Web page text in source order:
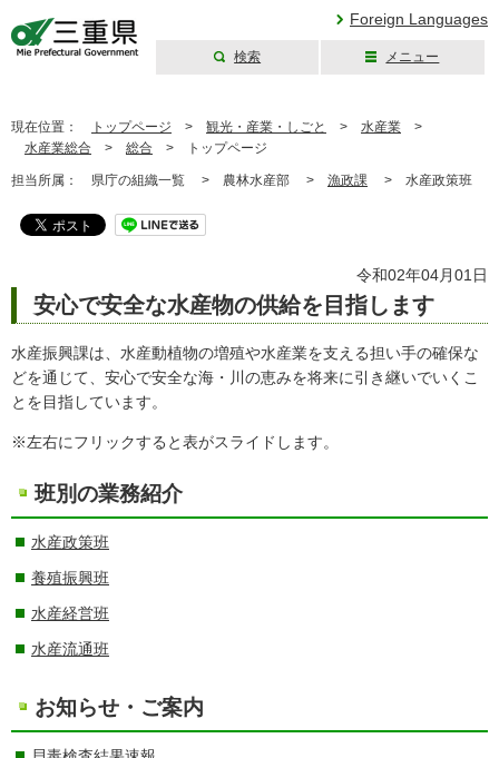
Foreign Languages
検索 メニュー
現在位置： トップページ > 観光・産業・しごと > 水産業 >
水産業総合 > 総合 > トップページ
担当所属： 県庁の組織一覧 > 農林水産部 > 漁政課 > 水産政策班
令和02年04月01日
安心で安全な水産物の供給を目指します
水産振興課は、水産動植物の増殖や水産業を支える担い手の確保な
どを通じて、安心で安全な海・川の恵みを将来に引き継いでいくこ
とを目指しています。
※左右にフリックすると表がスライドします。
班別の業務紹介
水産政策班
養殖振興班
水産経営班
水産流通班
お知らせ・ご案内